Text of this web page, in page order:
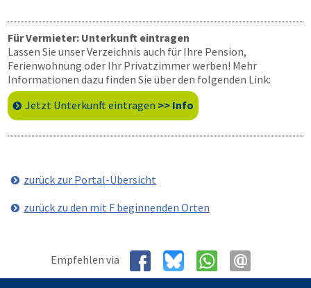
Für Vermieter: Unterkunft eintragen
Lassen Sie unser Verzeichnis auch für Ihre Pension,
Ferienwohnung oder Ihr Privatzimmer werben! Mehr
Informationen dazu finden Sie über den folgenden Link:
Jetzt Unterkunft eintragen >> Info
zurück zur Portal-Übersicht
zurück zu den mit F beginnenden Orten
Empfehlen via